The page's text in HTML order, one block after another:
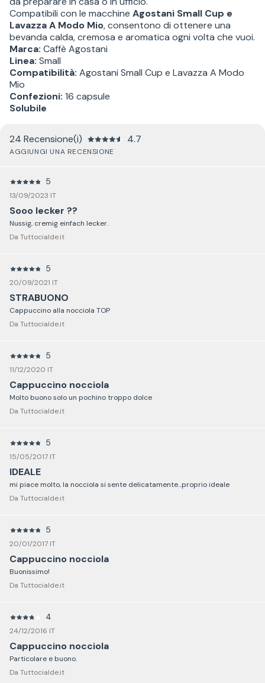
Compatibili con le macchine Agostani Small Cup e
Lavazza A Modo Mio, consentono di ottenere una
bevanda calda, cremosa e aromatica ogni volta che vuoi.
Marca: Caffè Agostani
Linea: Small
Compatibilità: Agostani Small Cup e Lavazza A Modo
Mio
Confezioni: 16 capsule
Solubile
24 Recensione(i) 4.7
AGGIUNGI UNA RECENSIONE
5
13/09/2023 IT
Sooo lecker ??
Nussig, cremig einfach lecker.
Da Tuttocialde.it
5
20/09/2021 IT
STRABUONO
Cappuccino alla nocciola TOP
Da Tuttocialde.it
5
11/12/2020 IT
Cappuccino nocciola
Molto buono solo un pochino troppo dolce
Da Tuttocialde.it
5
15/05/2017 IT
IDEALE
mi piace molto, la nocciola si sente delicatamente...proprio ideale
Da Tuttocialde.it
5
20/01/2017 IT
Cappuccino nocciola
Buonissimo!
Da Tuttocialde.it
4
24/12/2016 IT
Cappuccino nocciola
Particolare e buono.
Da Tuttocialde.it